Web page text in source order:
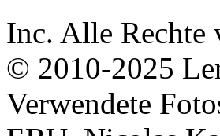
Inc. Alle Rechte
© 2010-2025
Verwendete